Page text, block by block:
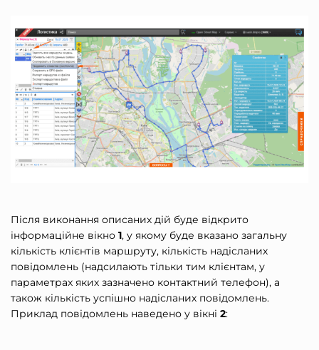
Після виконання описаних дій буде відкрито
інформаційне вікно 1, у якому буде вказано загальну
кількість клієнтів маршруту, кількість надісланих
повідомлень (надсилають тільки тим клієнтам, у
параметрах яких зазначено контактний телефон), а
також кількість успішно надісланих повідомлень.
Приклад повідомлень наведено у вікні 2: